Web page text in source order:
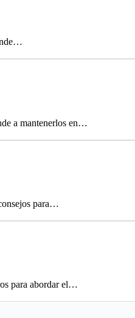
a mantenerlos en…
para…
para abordar el…